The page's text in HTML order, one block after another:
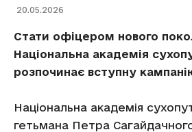
20.05.2026
Стати офіцером нового
Національна академія
розпочинає вступну
Національна академія
гетьмана Петра